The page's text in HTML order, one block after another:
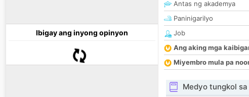
Ibigay ang inyong opinyon
Antas ng akademya
Paninigarilyo
Job
Ang aking mga
Miyembro mula pa
Medyo tungkol sa